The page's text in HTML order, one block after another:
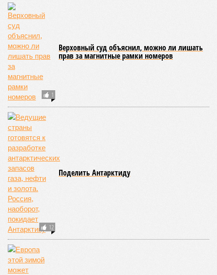
1
Верховный суд объяснил, можно ли лишать
прав за магнитные рамки номеров
12
Поделить Антарктиду